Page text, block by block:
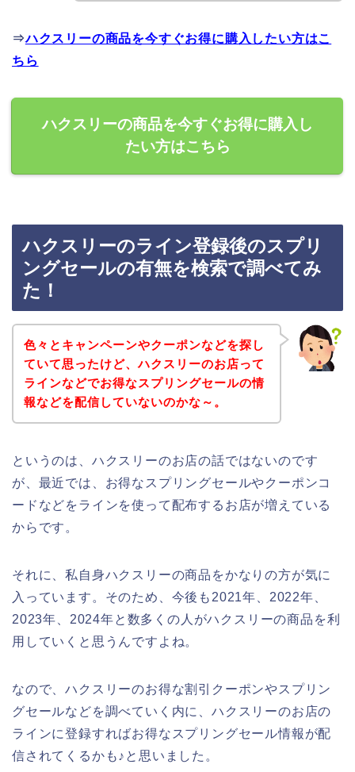
⇒ハクスリーの商品を今すぐお得に購入したい方はこ
ちら
ハクスリーの商品を今すぐお得に購入し
たい方はこちら
ハクスリーのライン登録後のスプリ
ングセールの有無を検索で調べてみ
た！
色々とキャンペーンやクーポンなどを探し
ていて思ったけど、ハクスリーのお店って
ラインなどでお得なスプリングセールの情
報などを配信していないのかな～。
というのは、ハクスリーのお店の話ではないのです
が、最近では、お得なスプリングセールやクーポンコ
ードなどをラインを使って配布するお店が増えている
からです。
それに、私自身ハクスリーの商品をかなりの方が気に
入っています。そのため、今後も2021年、2022年、
2023年、2024年と数多くの人がハクスリーの商品を利
用していくと思うんですよね。
なので、ハクスリーのお得な割引クーポンやスプリン
グセールなどを調べていく内に、ハクスリーのお店の
ラインに登録すればお得なスプリングセール情報が配
信されてくるかも♪と思いました。